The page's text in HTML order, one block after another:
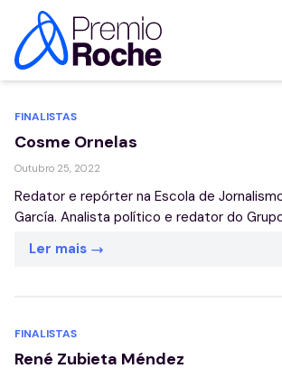
Pular para o conteúdo
FINALISTAS
Cosme Ornelas
Outubro 25, 2022
Redator e repórter na Escola de
García. Analista político e redator do
Ler mais
FINALISTAS
René Zubieta Méndez